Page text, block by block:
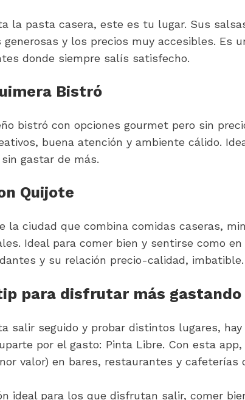
la pasta casera, este es tu lugar. Sus
generosas y los precios muy accesibles. Es
donde siempre salís satisfecho.
Bistró
bistró con opciones gourmet pero sin
buena atención y ambiente cálido.
gastar de más.
Quijote
la ciudad que combina comidas caseras,
Ideal para comer bien y sentirse como en
y su relación precio-calidad, imbatible.
para disfrutar más gastando
salir seguido y probar distintos lugares,
por el gasto: Pinta Libre. Con esta
valor) en bares, restaurantes y cafeterías
ideal para los que disfrutan salir, comer